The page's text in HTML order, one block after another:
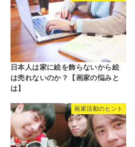
日本人は家に絵を飾らないから絵
は売れないのか？【画家の悩みと
は】
画家活動のヒント